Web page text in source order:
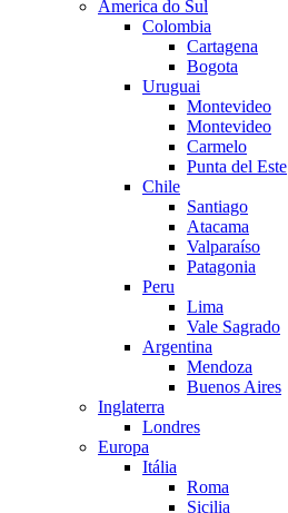
America do Sul
Colombia
Cartagena
Bogota
Uruguai
Montevideo
Montevideo
Carmelo
Punta del Este
Chile
Santiago
Atacama
Valparaíso
Patagonia
Peru
Lima
Vale Sagrado
Argentina
Mendoza
Buenos Aires
Inglaterra
Londres
Europa
Itália
Roma
Sicilia